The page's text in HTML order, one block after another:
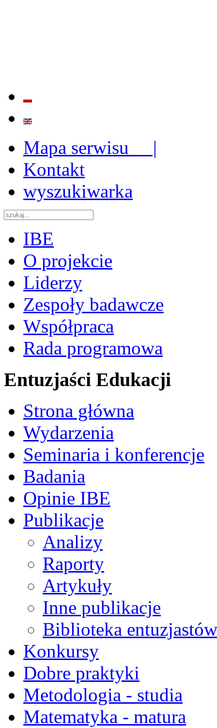
Mapa serwisu |
Kontakt
wyszukiwarka
IBE
O projekcie
Liderzy
Zespoły badawcze
Współpraca
Rada programowa
Entuzjaści Edukacji
Strona główna
Wydarzenia
Seminaria i konferencje
Badania
Opinie IBE
Publikacje
Analizy
Raporty
Artykuły
Inne publikacje
Biblioteka
Konkursy
Dobre praktyki
Metodologia - studia
Matematyka - matura